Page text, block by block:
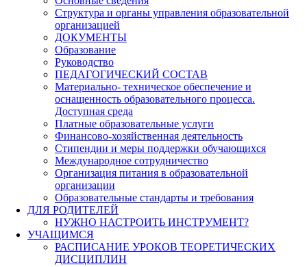
Структура и органы управления образовательной
организацией
ДОКУМЕНТЫ
Образование
Руководство
ПЕДАГОГИЧЕСКИЙ СОСТАВ
Материально- техническое обеспечение и
оснащенность образовательного процесса.
Доступная среда
Платные образовательные услуги
Финансово-хозяйственная деятельность
Стипендии и меры поддержки обучающихся
Международное сотрудничество
Организация питания в образовательной
организации
Образовательные стандарты и требования
ДЛЯ РОДИТЕЛЕЙ
НУЖНО НАСТРОИТЬ ИНСТРУМЕНТ?
УЧАЩИМСЯ
РАСПИСАНИЕ УРОКОВ ТЕОРЕТИЧЕСКИХ
ДИСЦИПЛИН